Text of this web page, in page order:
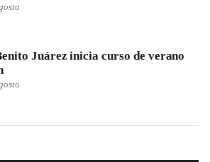
Juárez inicia curso de verano